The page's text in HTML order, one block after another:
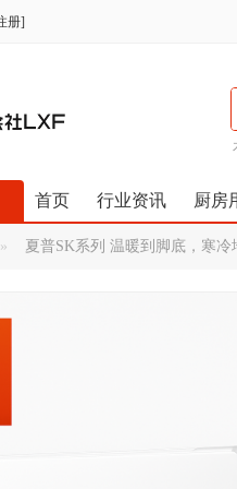
册]
首页 行业资讯 厨房
夏普SK系列 温暖到脚底，寒冷